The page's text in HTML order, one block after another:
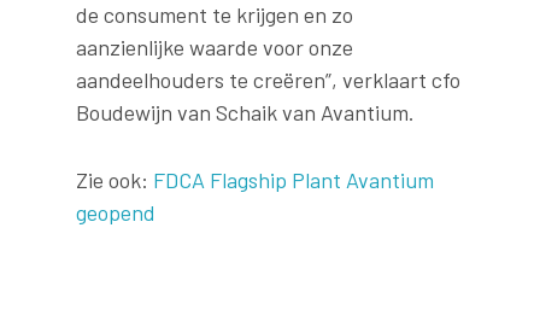
de consument te krijgen en zo
aanzienlijke waarde voor onze
aandeelhouders te creëren”, verklaart cfo
Boudewijn van Schaik van Avantium.
Zie ook: FDCA Flagship Plant Avantium
geopend